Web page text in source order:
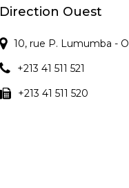
Direction Ouest
10, rue P. Lumumba -
+213 41 511 521
+213 41 511 520